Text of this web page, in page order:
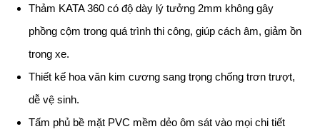
Thảm KATA 360 có độ dày lý tưởng 2mm không gây
phồng cộm trong quá trình thi công, giúp cách âm, giảm ồn
trong xe.
Thiết kế hoa văn kim cương sang trọng chống trơn trượt,
dễ vệ sinh.
Tấm phủ bề mặt PVC mềm dẻo ôm sát vào mọi chi tiết